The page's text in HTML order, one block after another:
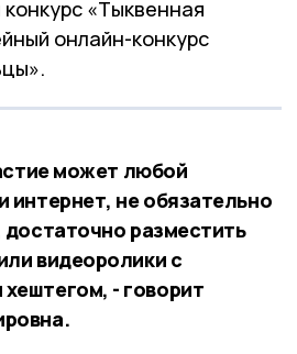
«Тыквенная
онлайн-конкурс
может любой
интернет, не обязательно
разместить
видеоролики с
- говорит